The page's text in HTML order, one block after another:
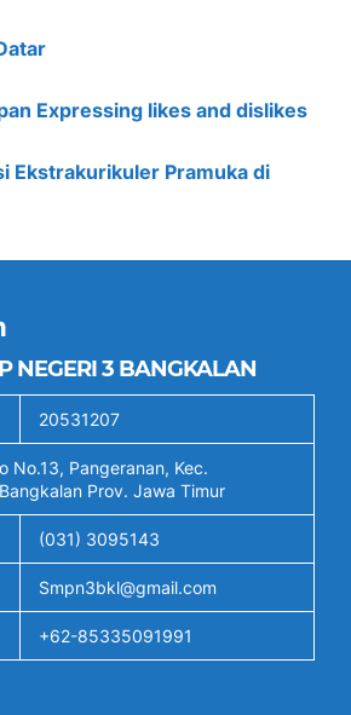
Expressing likes and dislikes
Ekstrakurikuler Pramuka di
NEGERI 3 BANGKALAN
20531207
No.13, Pangeranan, Kec.
Prov. Jawa Timur
(031) 3095143
Smpn3bkl@gmail.com
+62-85335091991